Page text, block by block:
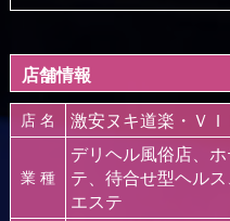
店舗情報
店 名 激安ヌキ道楽・ＶＩ
業 種
デリヘル風俗店、
テ、待合せ型ヘル
エステ